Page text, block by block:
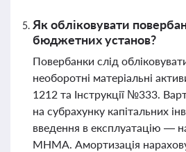
Як обліковувати
бюджетних установ?
Повербанки слід
необоротні матеріальні
1212 та Інструкції №333.
на субрахунку капітальних
введення в експлуатацію —
МНМА. Амортизація